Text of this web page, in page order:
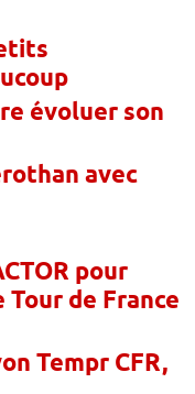
évoluer son
avec
pour
de France
Tempr CFR,